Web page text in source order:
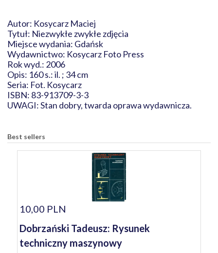
Autor: Kosycarz Maciej
Tytuł: Niezwykłe zwykłe zdjęcia
Miejsce wydania: Gdańsk
Wydawnictwo: Kosycarz Foto Press
Rok wyd.: 2006
Opis: 160 s.: il. ; 34 cm
Seria: Fot. Kosycarz
ISBN: 83-913709-3-3
UWAGI: Stan dobry, twarda oprawa wydawnicza.
Best sellers
10,00 PLN
Dobrzański Tadeusz: Rysunek
techniczny maszynowy